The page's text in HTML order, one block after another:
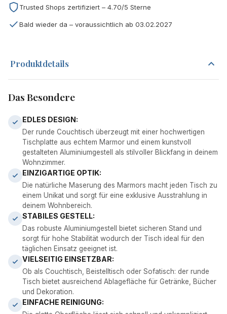
Trusted Shops zertifiziert – 4.70/5 Sterne
Bald wieder da – voraussichtlich ab 03.02.2027
Produktdetails
Das Besondere
EDLES DESIGN:
Der runde Couchtisch überzeugt mit einer hochwertigen
Tischplatte aus echtem Marmor und einem kunstvoll
gestalteten Aluminiumgestell als stilvoller Blickfang in deinem
Wohnzimmer.
EINZIGARTIGE OPTIK:
Die natürliche Maserung des Marmors macht jeden Tisch zu
einem Unikat und sorgt für eine exklusive Ausstrahlung in
deinem Wohnbereich.
STABILES GESTELL:
Das robuste Aluminiumgestell bietet sicheren Stand und
sorgt für hohe Stabilität wodurch der Tisch ideal für den
täglichen Einsatz geeignet ist.
VIELSEITIG EINSETZBAR:
Ob als Couchtisch, Beistelltisch oder Sofatisch: der runde
Tisch bietet ausreichend Ablagefläche für Getränke, Bücher
und Dekoration.
EINFACHE REINIGUNG: